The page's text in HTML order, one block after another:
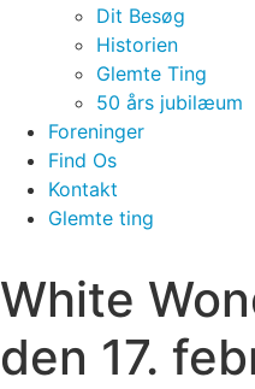
Dit Besøg
Historien
Glemte Ting
50 års jubilæum
Foreninger
Find Os
Kontakt
Glemte ting
White
den 17.